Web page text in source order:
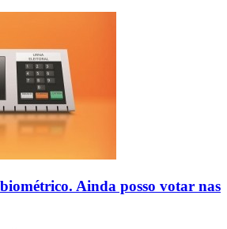
Ainda posso votar nas